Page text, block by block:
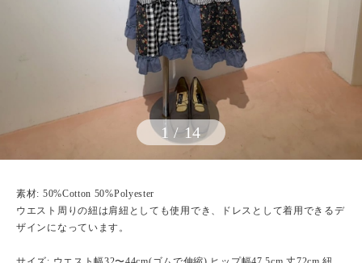
1 / 14
素材: 50%Cotton 50%Polyester
ウエスト周りの紐は肩紐としても使用でき、ドレスとして着用できるデ
ザインになっています。